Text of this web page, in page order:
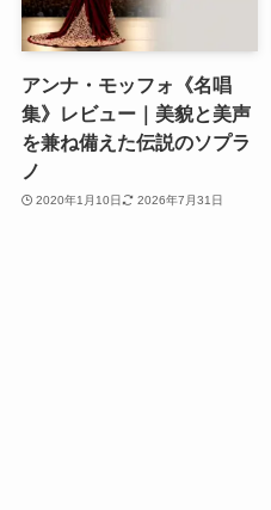
アンナ・モッフォ《名唱
集》レビュー｜美貌と美声
を兼ね備えた伝説のソプラ
ノ
2020年1月10日 2026年7月31日